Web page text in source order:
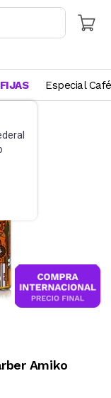
Especial Café
Amiko